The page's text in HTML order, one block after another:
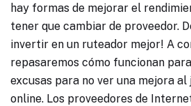
hay formas de mejorar el
tener que cambiar de proveedor.
invertir en un ruteador mejor! A
repasaremos cómo funcionan
excusas para no ver una mejora
online. Los proveedores de